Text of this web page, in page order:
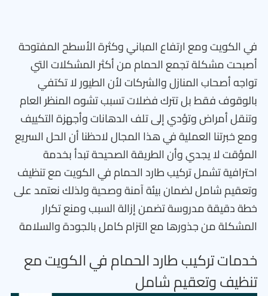
في الكويت ومع ارتفاع المباني وكثرة الأسطح المفتوحة
أصبحت مشكلة تجمع الحمام من أكثر المشكلات التي
تواجه أصحاب المنازل والشركات لأن الطيور لا تكتفي
بالوقوف فقط بل تترك فضلات تسبب تشوه المنظر العام
وتنقل أمراض وتؤدي إلى تلف الدهانات وأجهزة التكييف
ومع خبرتنا العملية في هذا المجال لاحظنا أن الحل السريع
المؤقت لا يجدي وأن الطريقة الصحيحة تبدأ بخدمة
احترافية تشمل تركيب طارد الحمام في الكويت مع تنظيف
وتعقيم شامل لضمان بيئة آمنة وصحية ولذلك نعتمد على
خطة دقيقة مدروسة تضمن إزالة السبب ومنع تكرار
المشكلة من جذورها مع التزام كامل بالجودة والسلامة
خدمات تركيب طارد الحمام في الكويت مع
تنظيف وتعقيم شامل